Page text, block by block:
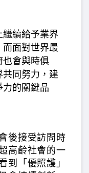
續給予業界
面對世界最
也會與時俱
同努力，建
力的關鍵品
後接受訪問時
高齡社會的一
到「優照護」